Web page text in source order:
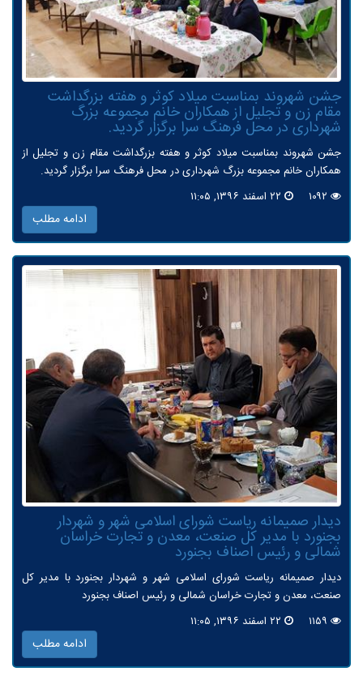
جشن شهروند بمناسبت میلاد كوثر و هفته بزرگداشت
مقام زن و تجلیل از همكاران خانم مجموعه بزرگ
شهرداری در محل فرهنگ سرا برگزار گردید.
جشن شهروند بمناسبت میلاد کوثر و هفته بزرگداشت مقام زن و تجلیل از
همکاران خانم مجموعه بزرگ شهرداری در محل فرهنگ سرا برگزار گردید.
ادامه مطلب
دیدار صمیمانه ریاست شورای اسلامی شهر و شهردار
بجنورد با مدیر كل صنعت، معدن و تجارت خراسان
شمالی و رئیس اصناف بجنورد
دیدار صمیمانه ریاست شورای اسلامی شهر و شهردار بجنورد با مدیر كل
صنعت، معدن و تجارت خراسان شمالی و رئیس اصناف بجنورد
ادامه مطلب